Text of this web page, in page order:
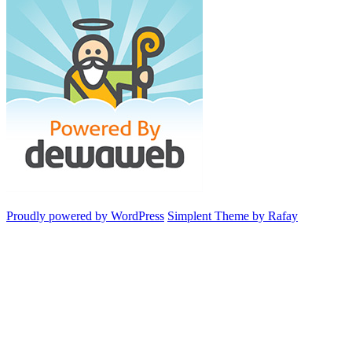
Proudly powered by WordPress Simplent Theme by Rafay